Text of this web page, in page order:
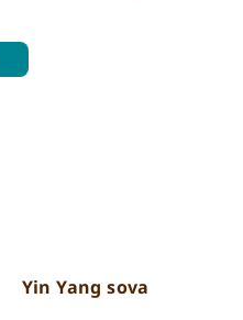
Yin Yang sova